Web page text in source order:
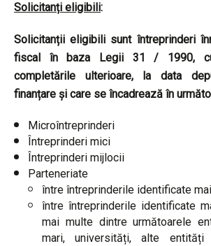
Solicitanți eligibili:
Solicitanții eligibili sunt întreprinderi
fiscal în baza Legii 31 / 1990,
completările ulterioare, la data
finanțare și care se încadrează în
Microîntreprinderi
Întreprinderi mici
Întreprinderi mijlocii
Parteneriate
între întreprinderile identificate
între întreprinderile identificate
mai multe dintre următoarele
mari, universități, alte